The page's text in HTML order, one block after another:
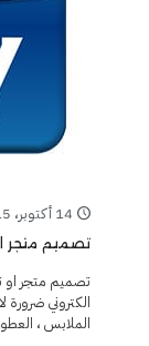
14 أكتوبر، 2015
تصميم متجر
تصميم متجر او
الكتروني ضرورة
الملابس ،